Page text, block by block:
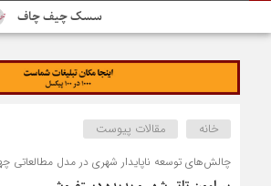
سسک چیف چاف
خانه مقالات پیوست
چالش‌های توسعه ناپایدار شهری در مدل مطالعاتی